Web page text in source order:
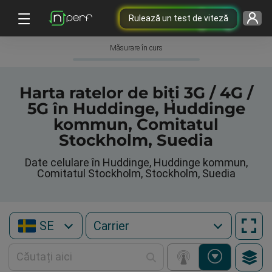
Rulează un test de viteză
Măsurare în curs
Harta ratelor de biți 3G / 4G /
5G în Huddinge, Huddinge
kommun, Comitatul
Stockholm, Suedia
Date celulare în Huddinge, Huddinge kommun,
Comitatul Stockholm, Stockholm, Suedia
SE